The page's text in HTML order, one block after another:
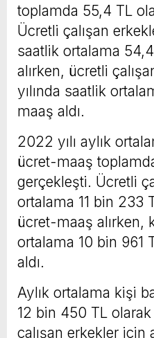
toplamda 55,4 TL
Ücretli çalışan
saatlik ortalama
alırken, ücretli
yılında saatlik
maaş aldı.
2022 yılı aylık
ücret-maaş
gerçekleşti. Ücretli
ortalama 11 bin 233
ücret-maaş alırken,
ortalama 10 bin 961
aldı.
Aylık ortalama kişi
12 bin 450 TL
çalışan erkekler için